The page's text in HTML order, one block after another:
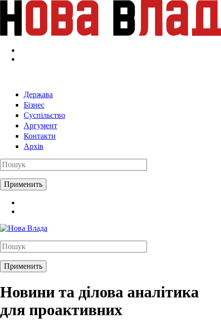
Перейти к основному содержанию
Держава
Бізнес
Суспільство
Аргумент
Контакти
Архів
Новини та ділова аналітика
для проактивних